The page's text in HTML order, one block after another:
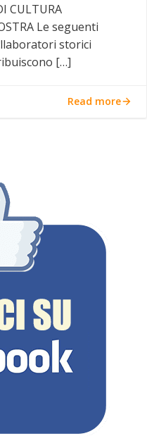
CULTURA
Le seguenti
storici
[…]
Read more